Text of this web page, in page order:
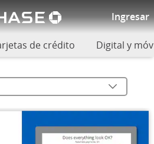
El logotipo de
Ingresar
de crédito Digital y